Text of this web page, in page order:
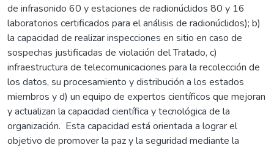
de infrasonido 60 y estaciones de radionúclidos 80 y 16
laboratorios certificados para el análisis de radionúclidos); b)
la capacidad de realizar inspecciones en sitio en caso de
sospechas justificadas de violación del Tratado, c)
infraestructura de telecomunicaciones para la recolección de
los datos, su procesamiento y distribución a los estados
miembros y d) un equipo de expertos científicos que mejoran
y actualizan la capacidad científica y tecnológica de la
organización. Esta capacidad está orientada a lograr el
objetivo de promover la paz y la seguridad mediante la